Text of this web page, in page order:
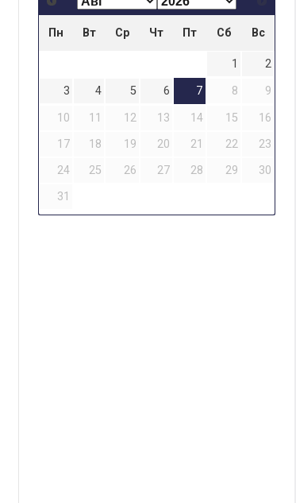
Пн Вт Ср Чт Пт Сб Вс
1
2
3
4 5 6 7 8
9
10
11 12 13 14 15
16
17
18 19 20 21 22
23
24
25 26 27 28 29
30
31